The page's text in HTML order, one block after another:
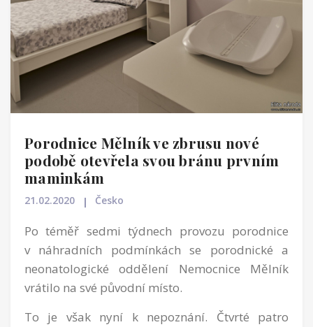
Porodnice Mělník ve zbrusu nové
podobě otevřela svou bránu prvním
maminkám
21.02.2020 Česko
Po téměř sedmi týdnech provozu porodnice
v náhradních podmínkách se porodnické a
neonatologické oddělení Nemocnice Mělník
vrátilo na své původní místo.
To je však nyní k nepoznání. Čtvrté patro